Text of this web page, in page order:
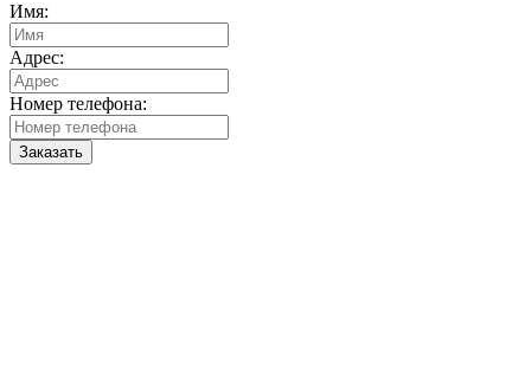
Имя:
Адрес:
Номер телефона:
Заказать